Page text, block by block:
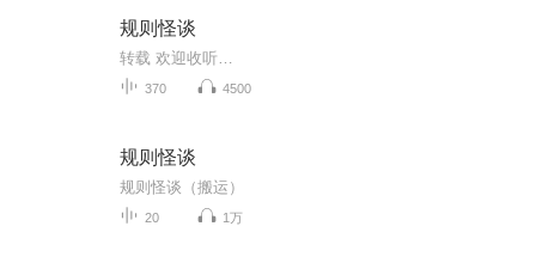
规则怪谈
转载 欢迎收听…
370 4500
规则怪谈
规则怪谈（搬运）
20 1万